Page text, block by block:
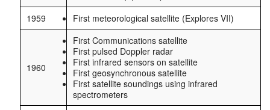
1959
First meteorological satellite (Explores VII)
1960
First Communications satellite
First pulsed Doppler radar
First infrared sensors on satellite
First geosynchronous satellite
First satellite soundings using infrared
spectrometers